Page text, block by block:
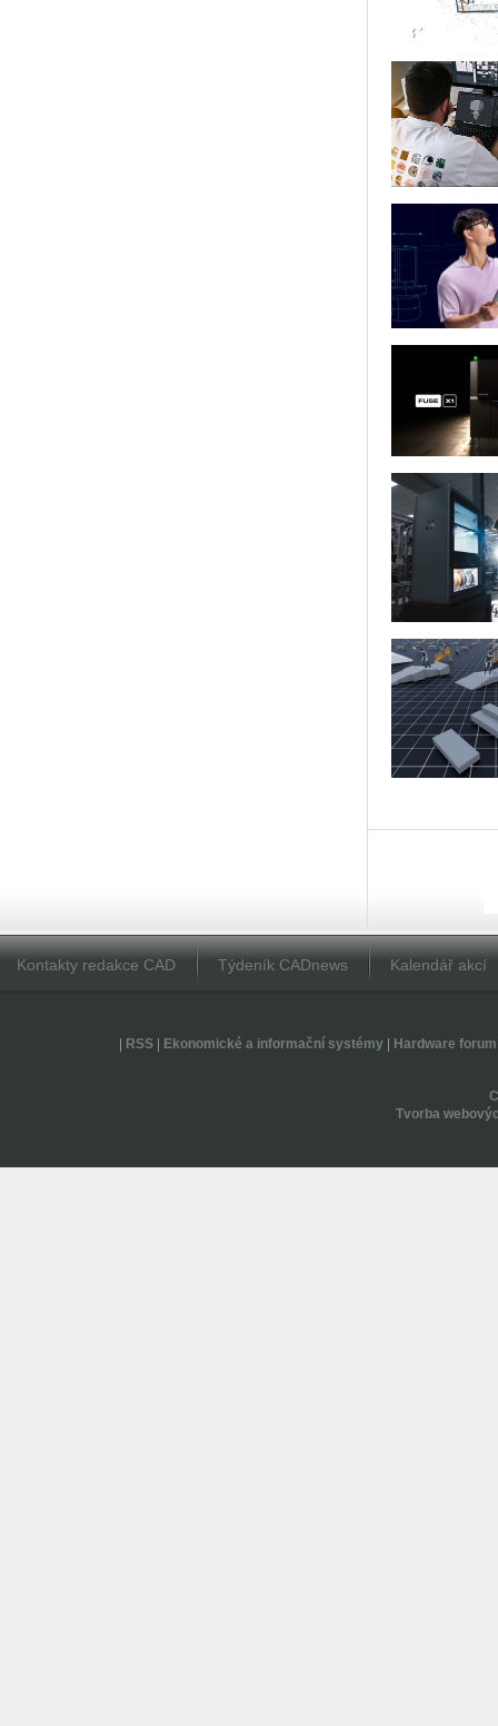
Kontakty redakce CAD Týdeník CADnews Kalendář akcí
RSS| Ekonomické a informační systémy| Hardware forum
Tvorba